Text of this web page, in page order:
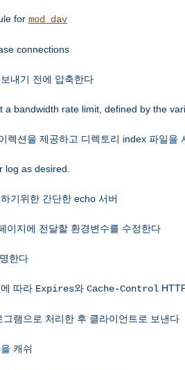
for mod_dav
connections
내기 전에 압축한다
a bandwidth rate limit, defined by the
렉션을 제공하고 디렉토리 index 파일을
log as desired.
기위한 간단한 echo 서버
이지에 전달할 환경변수를 수정한다
한다
따라 Expires와 Cache-Control
램으로 처리한 후 클라이언트로 보낸다
캐쉬